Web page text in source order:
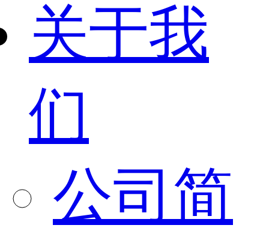
关于我
们
公司简